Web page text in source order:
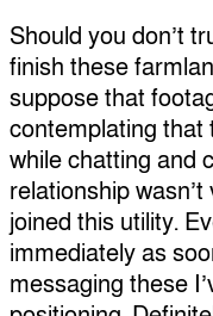
Should you don’t
finish these
suppose that
contemplating that
while chatting and
relationship
joined this utility.
immediately as
messaging these